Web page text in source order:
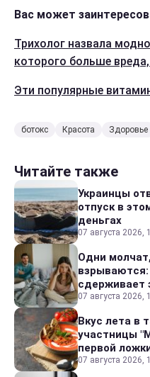
Вас может
Трихолог назвала
которого больше
Эти популярные
ботокс Красота Здоровье
Читайте также
Украинцы
отпуск в
деньгах
07 августа 2026,
Одни
взрываются:
сдерживает
07 августа 2026,
Вкус лета в
участницы
первой
07 августа 2026,